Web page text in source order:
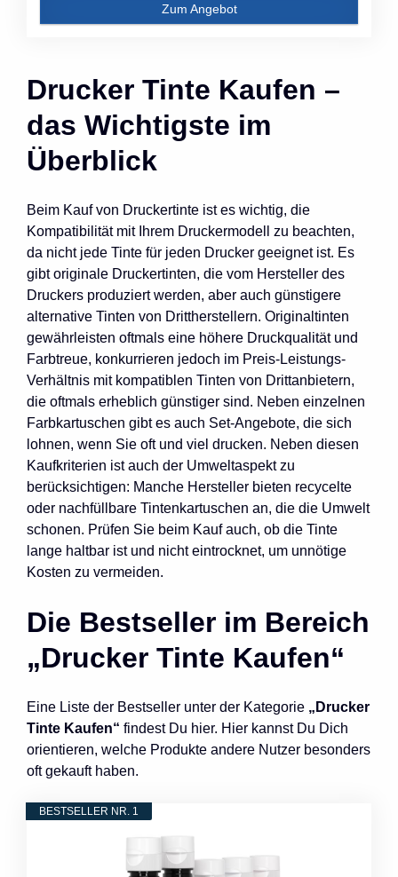
Zum Angebot
Drucker Tinte Kaufen –
das Wichtigste im
Überblick
Beim Kauf von Druckertinte ist es wichtig, die
Kompatibilität mit Ihrem Druckermodell zu beachten,
da nicht jede Tinte für jeden Drucker geeignet ist. Es
gibt originale Druckertinten, die vom Hersteller des
Druckers produziert werden, aber auch günstigere
alternative Tinten von Drittherstellern. Originaltinten
gewährleisten oftmals eine höhere Druckqualität und
Farbtreue, konkurrieren jedoch im Preis-Leistungs-
Verhältnis mit kompatiblen Tinten von Drittanbietern,
die oftmals erheblich günstiger sind. Neben einzelnen
Farbkartuschen gibt es auch Set-Angebote, die sich
lohnen, wenn Sie oft und viel drucken. Neben diesen
Kaufkriterien ist auch der Umweltaspekt zu
berücksichtigen: Manche Hersteller bieten recycelte
oder nachfüllbare Tintenkartuschen an, die die Umwelt
schonen. Prüfen Sie beim Kauf auch, ob die Tinte
lange haltbar ist und nicht eintrocknet, um unnötige
Kosten zu vermeiden.
Die Bestseller im Bereich
„Drucker Tinte Kaufen“
Eine Liste der Bestseller unter der Kategorie „Drucker
Tinte Kaufen“ findest Du hier. Hier kannst Du Dich
orientieren, welche Produkte andere Nutzer besonders
oft gekauft haben.
BESTSELLER NR. 1